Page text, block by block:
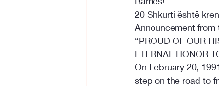
20 Shkurti është
Announcement from
“PROUD OF OUR
ETERNAL HONOR
On February 20,
step on the road to